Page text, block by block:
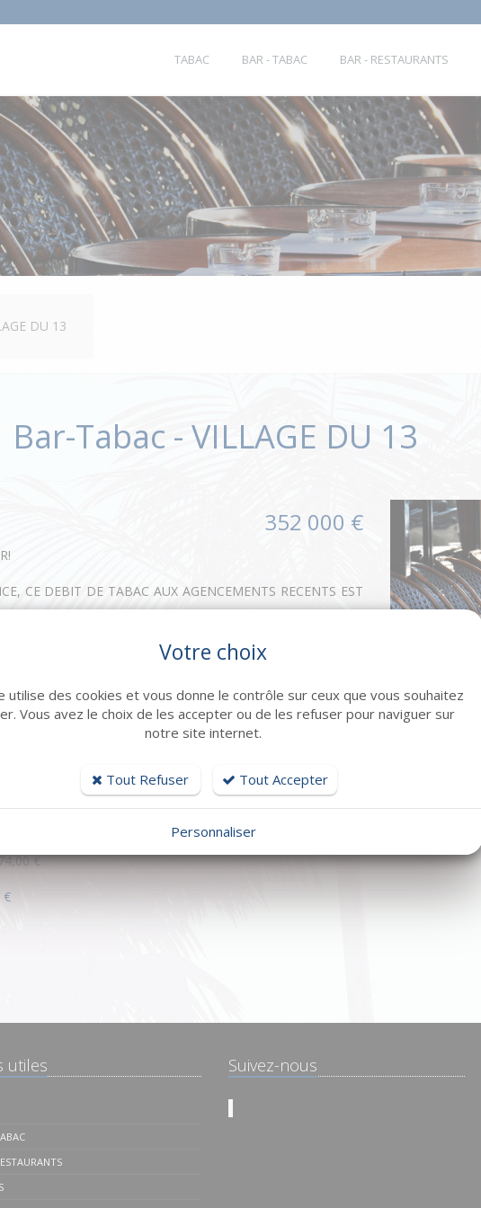
TABAC BAR - TABAC BAR - RESTAURANTS
DU 13
Bar-Tabac - VILLAGE DU 13
352 000 €
CE DEBIT DE TABAC AUX AGENCEMENTS RECENTS EST
IL OFFRE UN VRAI CONFORT DE VIE. CLIENTELE FIDELE
PROGRESSION.
est exposé sont disponibles sur le site Géorisques
€
€
utiles Suivez-nous
Votre choix
utilise des cookies et vous donne le contrôle sur ceux que vous souhaitez
Vous avez le choix de les accepter ou de les refuser pour naviguer sur
notre site internet.
Tout Refuser Tout Accepter
Personnaliser